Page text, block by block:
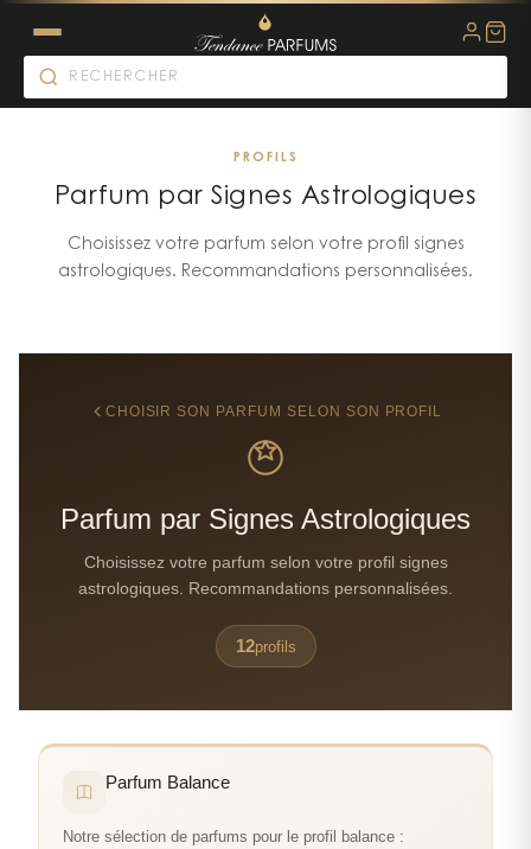
PROFILS
Parfum par Signes Astrologiques
Choisissez votre parfum selon votre profil signes
astrologiques. Recommandations personnalisées.
CHOISIR SON PARFUM SELON SON PROFIL
Parfum par Signes Astrologiques
Choisissez votre parfum selon votre profil signes
astrologiques. Recommandations personnalisées.
12profils
Parfum Balance
Notre sélection de parfums pour le profil balance :